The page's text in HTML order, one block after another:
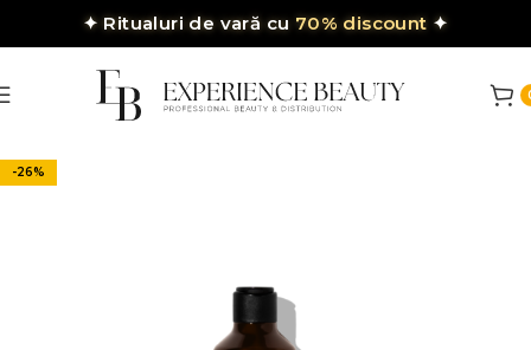
✦ Ritualuri de vară cu 70% discount ✦
-26%